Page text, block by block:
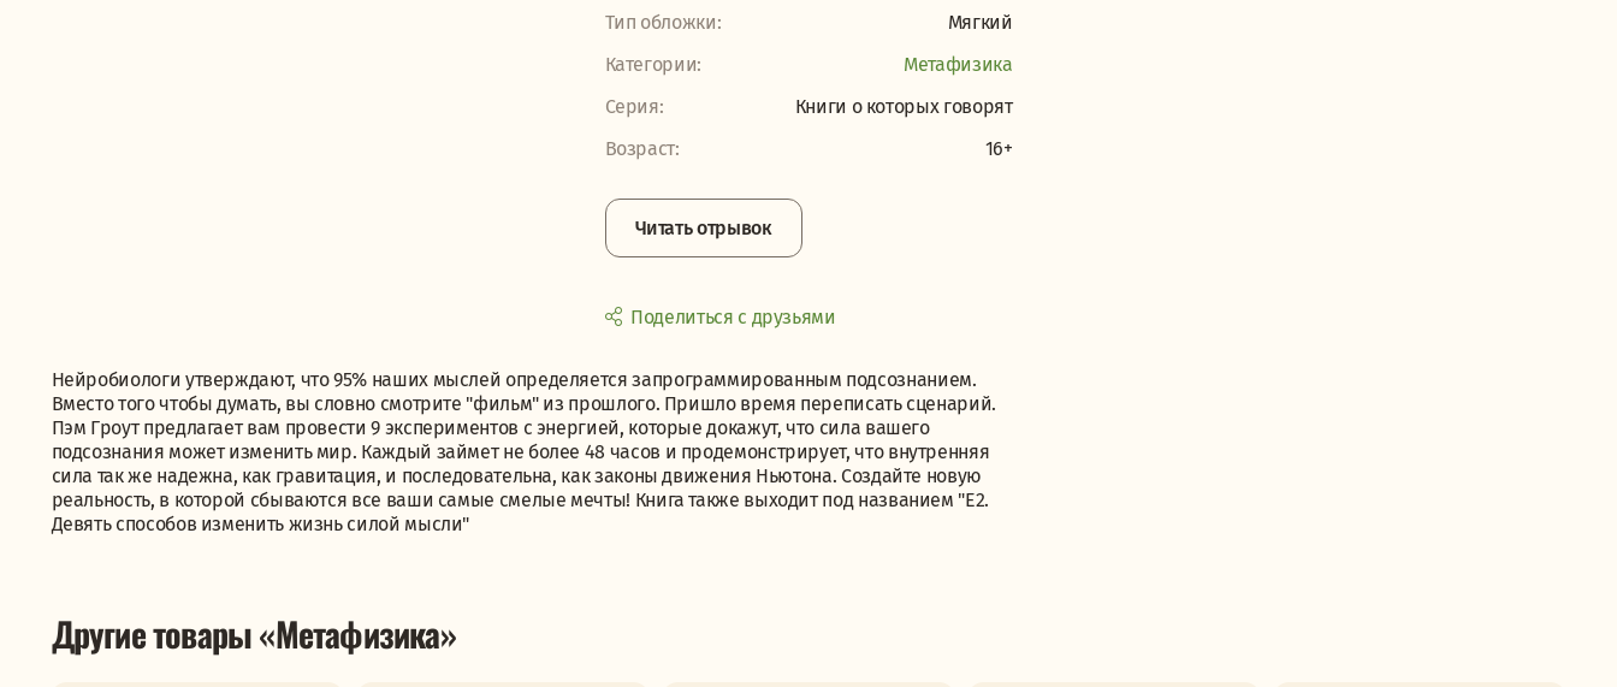
Тип обложки:
Мягкий
Категории:
Метафизика
Серия:
Книги о которых говорят
Возраст:
16+
Читать отрывок
Поделиться с друзьями
Нейробиологи утверждают, что 95% наших мыслей определяется запрограммированным подсознанием.
Вместо того чтобы думать, вы словно смотрите "фильм" из прошлого. Пришло время переписать сценарий.
Пэм Гроут предлагает вам провести 9 экспериментов с энергией, которые докажут, что сила вашего
подсознания может изменить мир. Каждый займет не более 48 часов и продемонстрирует, что внутренняя
сила так же надежна, как гравитация, и последовательна, как законы движения Ньютона. Создайте новую
реальность, в которой сбываются все ваши самые смелые мечты! Книга также выходит под названием "Е2.
Девять способов изменить жизнь силой мысли"
Другие товары «Метафизика»